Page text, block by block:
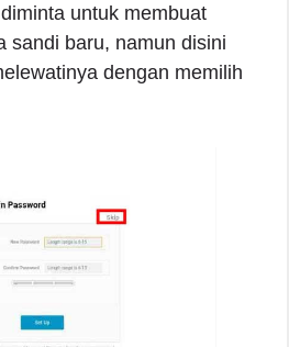
untuk membuat
sandi baru, namun disini
dengan memilih